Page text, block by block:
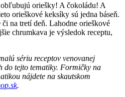
oriešky! A čokoládu! A
orieškové keksíky sú jedna báseň.
na tretí deň. Lahodne orieškové
chrumkava je výsledok receptu,
sériu receptov venovanej
do tejto tematiky. Formičky na
nájdete na skautskom
.